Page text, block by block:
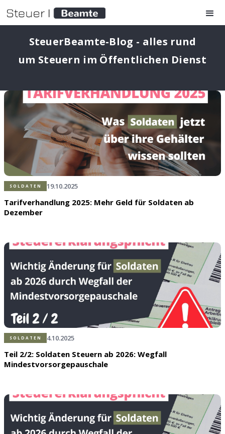
SteuerBeamte-Blog - alles rund
um Steuern im Öffentlichen Dienst
SOLDATEN 19.10.2025
Tarifverhandlung 2025: Mehr Geld für Soldaten ab
Dezember
SOLDATEN 4.10.2025
Teil 2/2: Soldaten Steuern ab 2026: Wegfall
Mindestvorsorgepauschale